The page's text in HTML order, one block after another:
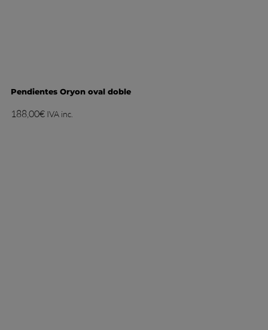
Pendientes Oryon oval doble
188,00€ IVA inc.